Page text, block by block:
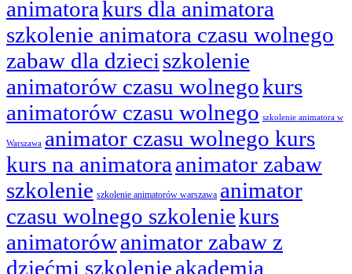
animatorakurs dla animatora
szkolenie animatora czasu wolnego
zabaw dla dzieci szkolenie
animatorów czasu wolnegokurs
animatorów czasu wolnego szkolenie animatora w
Warszawa animator czasu wolnego kurs
kurs na animatora animator zabaw
szkolenie szkolenie animatorów warszawa animator
czasu wolnego szkoleniekurs
animatorówanimator zabaw z
dziećmi szkolenieakademia